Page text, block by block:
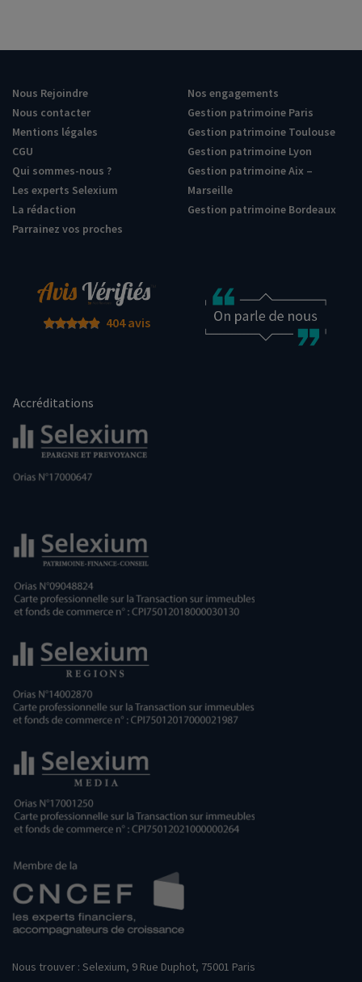
Nous Rejoindre
Nous contacter
Mentions légales
CGU
Qui sommes-nous ?
Les experts Selexium
La rédaction
Parrainez vos proches
Nos engagements
Gestion patrimoine Paris
Gestion patrimoine Toulouse
Gestion patrimoine Lyon
Gestion patrimoine Aix –
Marseille
Gestion patrimoine Bordeaux
404 avis
Accréditations
Nous trouver : Selexium, 9 Rue Duphot, 75001 Paris